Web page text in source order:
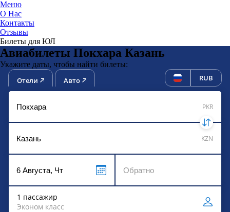
Меню
О Нас
Контакты
Отзывы
Билеты для ЮЛ
Авиабилеты Покхара Казань
Укажите даты, чтобы найти билеты:
Отели Авто RUB
PKR
KZN
1 пассажир
Эконом класс